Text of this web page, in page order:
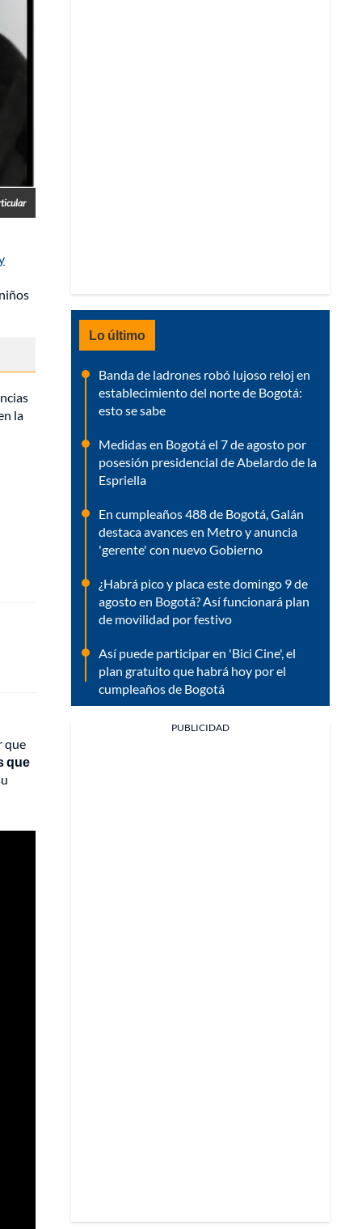
la
que
que
Lo último
Banda de ladrones robó lujoso reloj en
establecimiento del norte de Bogotá:
esto se sabe
Medidas en Bogotá el 7 de agosto por
posesión presidencial de Abelardo de la
Espriella
En cumpleaños 488 de Bogotá, Galán
destaca avances en Metro y anuncia
'gerente' con nuevo Gobierno
¿Habrá pico y placa este domingo 9 de
agosto en Bogotá? Así funcionará plan
de movilidad por festivo
Así puede participar en 'Bici Cine', el
plan gratuito que habrá hoy por el
cumpleaños de Bogotá
PUBLICIDAD